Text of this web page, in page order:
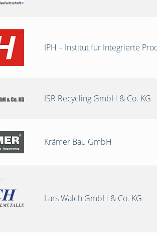
IPH – Institut für Integrierte
ISR Recycling GmbH & Co. KG
Krämer Bau GmbH
Lars Walch GmbH & Co. KG